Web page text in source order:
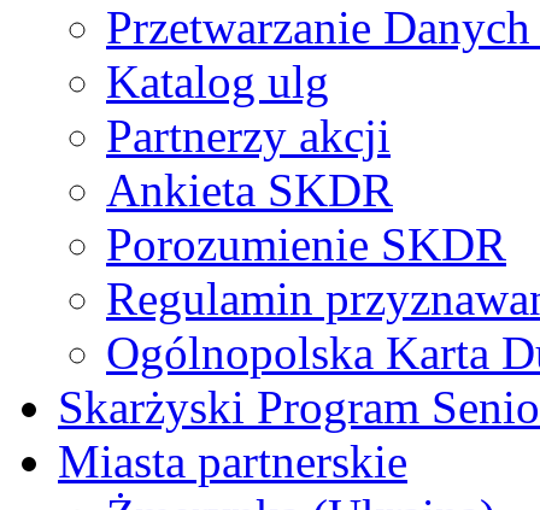
Przetwarzanie
Katalog ulg
Partnerzy akcji
Ankieta SKDR
Porozumienie SKDR
Regulamin
Ogólnopolska Karta
Skarżyski Program
Miasta partnerskie